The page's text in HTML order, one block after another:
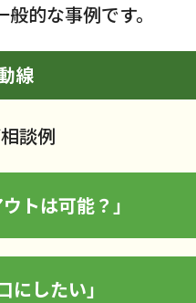
的な事例です。
線
談例
トは可能？」
したい」